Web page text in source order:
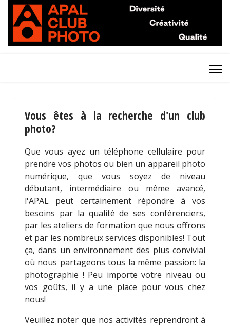
Vous êtes à la recherche d'un club
photo?
Que vous ayez un téléphone cellulaire pour
prendre vos photos ou bien un appareil photo
numérique, que vous soyez de niveau
débutant, intermédiaire ou même avancé,
l'APAL peut certainement répondre à vos
besoins par la qualité de ses conférenciers,
par les ateliers de formation que nous offrons
et par les nombreux services disponibles! Tout
ça, dans un environnement des plus convivial
où nous partageons tous la même passion: la
photographie ! Peu importe votre niveau ou
vos goûts, il y a une place pour vous chez
nous!
Veuillez noter que nos activités reprendront à